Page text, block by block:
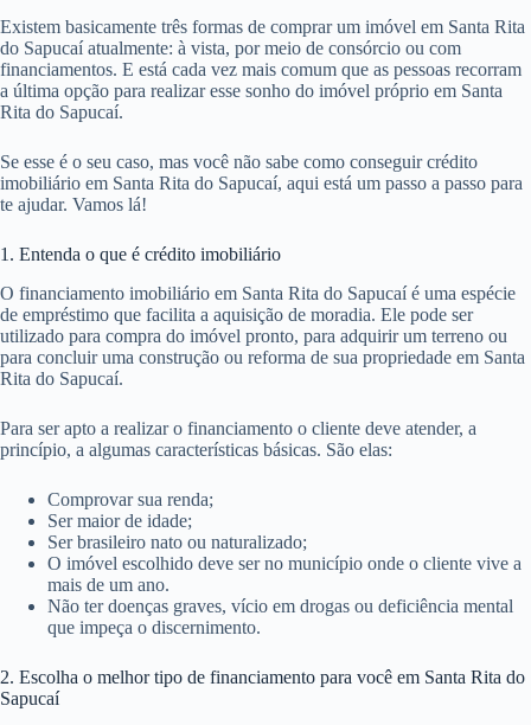
Existem basicamente três formas de comprar um imóvel em Santa Rita
do Sapucaí atualmente: à vista, por meio de consórcio ou com
financiamentos. E está cada vez mais comum que as pessoas recorram
a última opção para realizar esse sonho do imóvel próprio em Santa
Rita do Sapucaí.
Se esse é o seu caso, mas você não sabe como conseguir crédito
imobiliário em Santa Rita do Sapucaí, aqui está um passo a passo para
te ajudar. Vamos lá!
1. Entenda o que é crédito imobiliário
O financiamento imobiliário em Santa Rita do Sapucaí é uma espécie
de empréstimo que facilita a aquisição de moradia. Ele pode ser
utilizado para compra do imóvel pronto, para adquirir um terreno ou
para concluir uma construção ou reforma de sua propriedade em Santa
Rita do Sapucaí.
Para ser apto a realizar o financiamento o cliente deve atender, a
princípio, a algumas características básicas. São elas:
Comprovar sua renda;
Ser maior de idade;
Ser brasileiro nato ou naturalizado;
O imóvel escolhido deve ser no município onde o cliente vive a
mais de um ano.
Não ter doenças graves, vício em drogas ou deficiência mental
que impeça o discernimento.
2. Escolha o melhor tipo de financiamento para você em Santa Rita do
Sapucaí